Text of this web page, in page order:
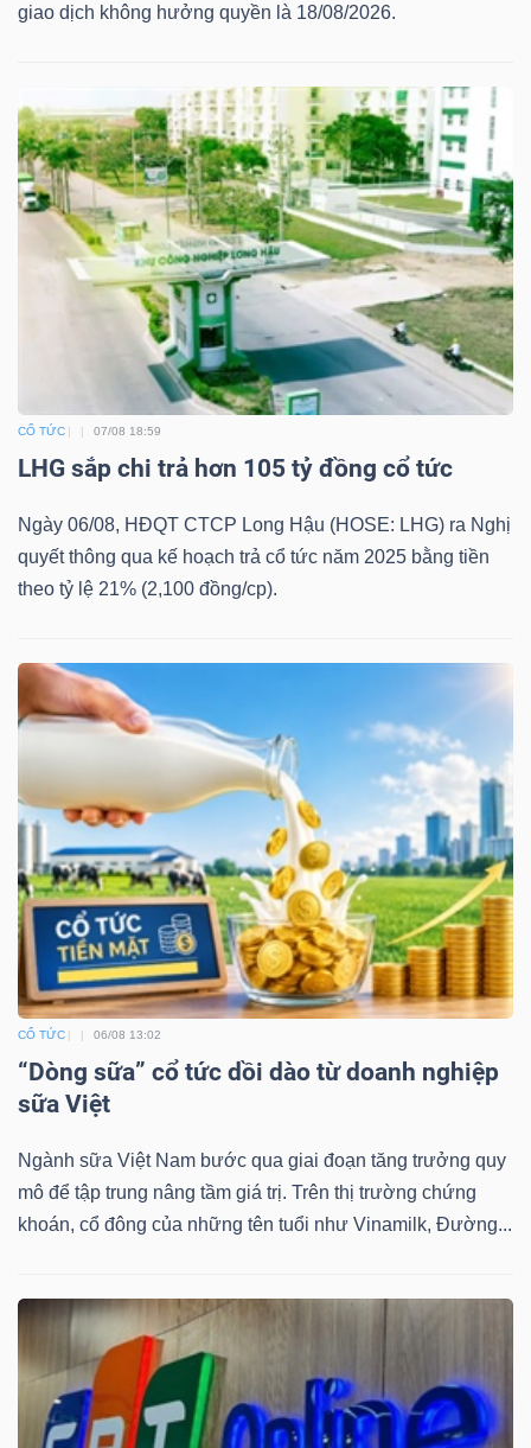
giao dịch không hưởng quyền là 18/08/2026.
CỔ TỨC 07/08 18:59
LHG sắp chi trả hơn 105 tỷ đồng cổ tức
Ngày 06/08, HĐQT CTCP Long Hậu (HOSE: LHG) ra Nghị
quyết thông qua kế hoạch trả cổ tức năm 2025 bằng tiền
theo tỷ lệ 21% (2,100 đồng/cp).
CỔ TỨC 06/08 13:02
“Dòng sữa” cổ tức dồi dào từ doanh nghiệp
sữa Việt
Ngành sữa Việt Nam bước qua giai đoạn tăng trưởng quy
mô để tập trung nâng tầm giá trị. Trên thị trường chứng
khoán, cổ đông của những tên tuổi như Vinamilk, Đường...
(-)
Tất cả Người nội bộ Người liên quan Cổ đông lớn
viết
tác
giả
cáo
phân
tích
ngữ
(-)
Dịch
vụ
tạo
tài
chính